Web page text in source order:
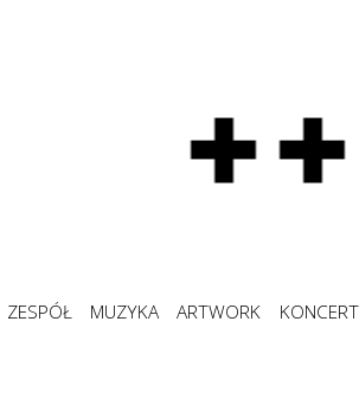
ZESPÓŁ MUZYKA ARTWORK